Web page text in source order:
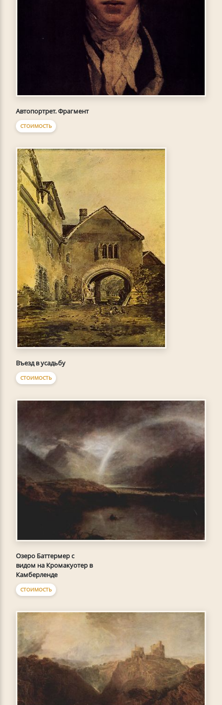
Автопортрет. Фрагмент
СТОИМОСТЬ
Въезд в усадьбу
СТОИМОСТЬ
Озеро Баттермер с
видом на Кромакуотер в
Камберленде
СТОИМОСТЬ